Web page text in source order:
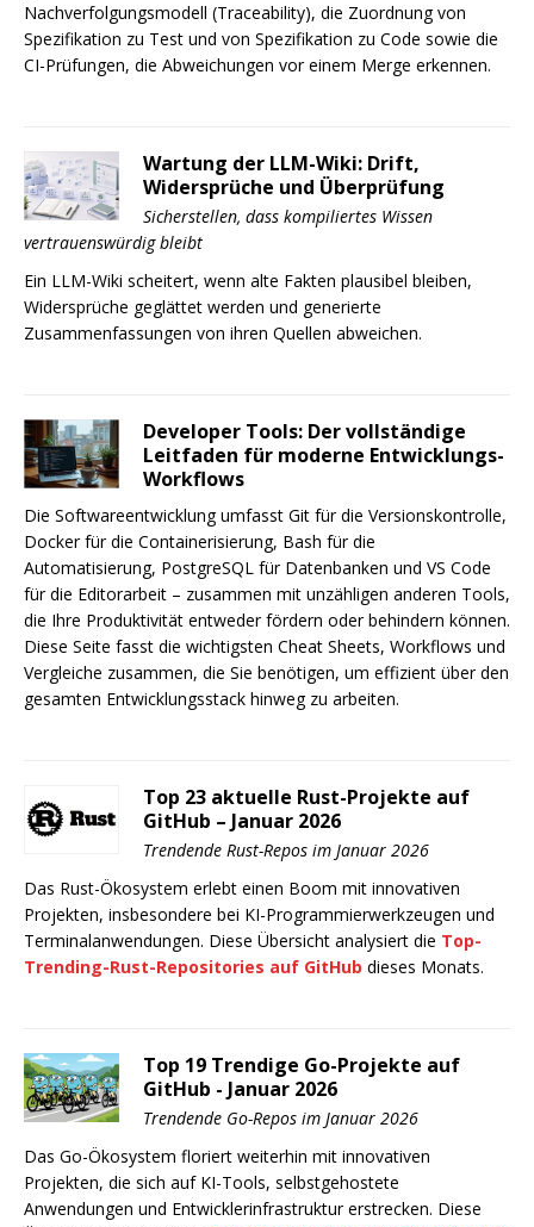
Nachverfolgungsmodell (Traceability), die Zuordnung von
Spezifikation zu Test und von Spezifikation zu Code sowie die
CI-Prüfungen, die Abweichungen vor einem Merge erkennen.
Wartung der LLM-Wiki: Drift,
Widersprüche und Überprüfung
Sicherstellen, dass kompiliertes Wissen
vertrauenswürdig bleibt
Ein LLM-Wiki scheitert, wenn alte Fakten plausibel bleiben,
Widersprüche geglättet werden und generierte
Zusammenfassungen von ihren Quellen abweichen.
Developer Tools: Der vollständige
Leitfaden für moderne Entwicklungs-
Workflows
Die Softwareentwicklung umfasst Git für die Versionskontrolle,
Docker für die Containerisierung, Bash für die
Automatisierung, PostgreSQL für Datenbanken und VS Code
für die Editorarbeit – zusammen mit unzähligen anderen Tools,
die Ihre Produktivität entweder fördern oder behindern können.
Diese Seite fasst die wichtigsten Cheat Sheets, Workflows und
Vergleiche zusammen, die Sie benötigen, um effizient über den
gesamten Entwicklungsstack hinweg zu arbeiten.
Top 23 aktuelle Rust-Projekte auf
GitHub – Januar 2026
Trendende Rust-Repos im Januar 2026
Das Rust-Ökosystem erlebt einen Boom mit innovativen
Projekten, insbesondere bei KI-Programmierwerkzeugen und
Terminalanwendungen. Diese Übersicht analysiert die Top-
Trending-Rust-Repositories auf GitHub dieses Monats.
Top 19 Trendige Go-Projekte auf
GitHub - Januar 2026
Trendende Go-Repos im Januar 2026
Das Go-Ökosystem floriert weiterhin mit innovativen
Projekten, die sich auf KI-Tools, selbstgehostete
Anwendungen und Entwicklerinfrastruktur erstrecken. Diese